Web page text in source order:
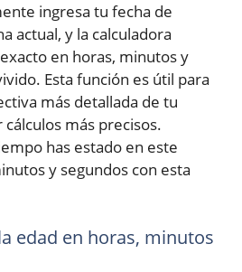
ingresa tu fecha de
actual, y la calculadora
en horas, minutos y
Esta función es útil para
más detallada de tu
más precisos.
has estado en este
y segundos con esta
edad en horas, minutos